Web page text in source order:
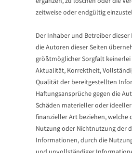
zeitweise oder endgültig
Der Inhaber und Betreiber dieser
die Autoren dieser Seiten
größtmöglicher Sorgfalt keinerlei
Aktualität, Korrektheit,
Qualität der bereitgestellten
Haftungsansprüche gegen die
Schäden materieller oder
finanzieller Art beziehen, welche
Nutzung oder Nichtnutzung der
Informationen, durch die